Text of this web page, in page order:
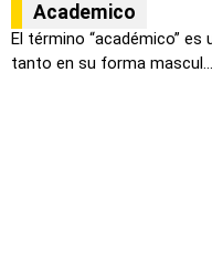
Academico
El término “académico”
tanto en su forma mascul...